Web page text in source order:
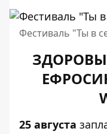
Фестиваль "Ты в
25 августа